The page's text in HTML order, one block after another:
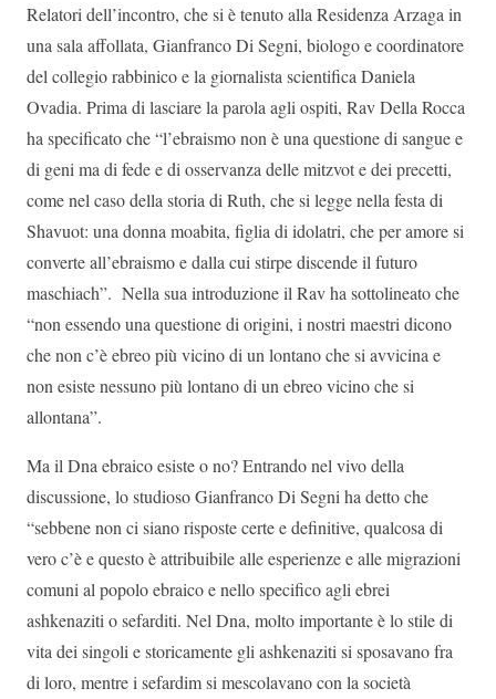
Relatori dell’incontro, che si è tenuto alla Residenza Arzaga in
una sala affollata, Gianfranco Di Segni, biologo e coordinatore
del collegio rabbinico e la giornalista scientifica Daniela
Ovadia. Prima di lasciare la parola agli ospiti, Rav Della Rocca
ha specificato che “l’ebraismo non è una questione di sangue e
di geni ma di fede e di osservanza delle mitzvot e dei precetti,
come nel caso della storia di Ruth, che si legge nella festa di
Shavuot: una donna moabita, figlia di idolatri, che per amore si
converte all’ebraismo e dalla cui stirpe discende il futuro
maschiach”. Nella sua introduzione il Rav ha sottolineato che
“non essendo una questione di origini, i nostri maestri dicono
che non c’è ebreo più vicino di un lontano che si avvicina e
non esiste nessuno più lontano di un ebreo vicino che si
allontana”.
Ma il Dna ebraico esiste o no? Entrando nel vivo della
discussione, lo studioso Gianfranco Di Segni ha detto che
“sebbene non ci siano risposte certe e definitive, qualcosa di
vero c’è e questo è attribuibile alle esperienze e alle migrazioni
comuni al popolo ebraico e nello specifico agli ebrei
ashkenaziti o sefarditi. Nel Dna, molto importante è lo stile di
vita dei singoli e storicamente gli ashkenaziti si sposavano fra
di loro, mentre i sefardim si mescolavano con la società